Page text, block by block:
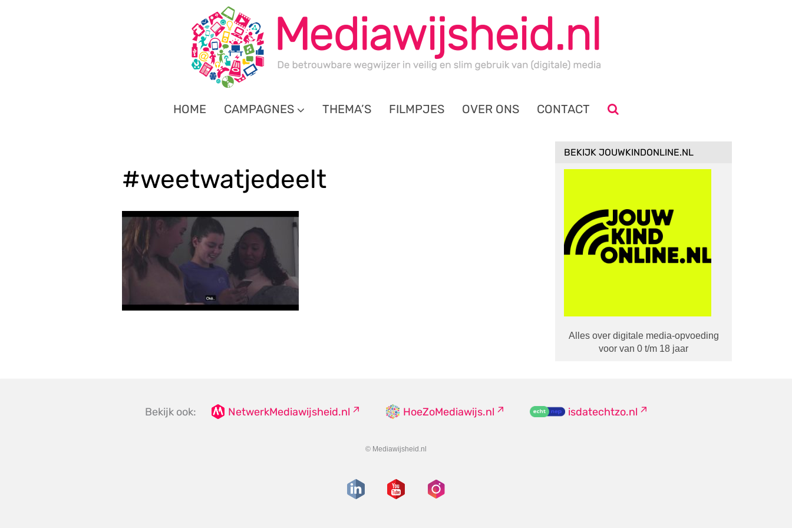
HOME CAMPAGNES THEMA’S FILMPJES OVER ONS CONTACT
#weetwatjedeelt
BEKIJK JOUWKINDONLINE.NL
Alles over digitale media-opvoeding
voor van 0 t/m 18 jaar
Bekijk ook: NetwerkMediawijsheid.nl HoeZoMediawijs.nl isdatechtzo.nl
© Mediawijsheid.nl